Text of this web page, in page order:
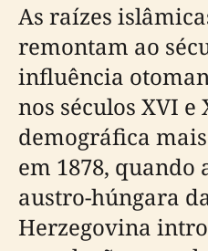
As raízes
remontam ao
influência
nos séculos XVI
demográfica
em 1878, quando
austro-húngara
Herzegovina